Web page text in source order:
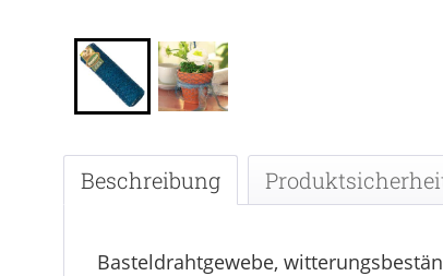
Beschreibung
Basteldrahtgewebe,